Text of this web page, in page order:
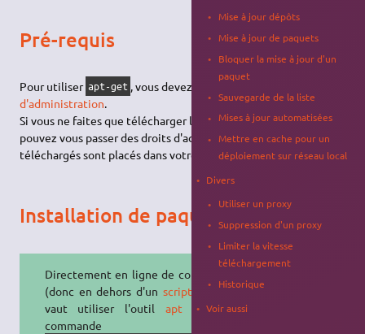
Pré-requis
Pour utiliser apt-get , vous devez disposer des
d'administration.
Si vous ne faites que télécharger les codes sources, vous
pouvez vous passer des droits d'administration. Les paquets
téléchargés sont placés dans votre dossier personnel.
Installation de paquets
Directement en ligne de commande
(donc en dehors d'un script ), mieux
vaut utiliser l'outil apt avec la
commande
Mise à jour dépôts
Mise à jour de paquets
Bloquer la mise à jour d'un
paquet
Sauvegarde de la liste
Mises à jour automatisées
Mettre en cache pour un
déploiement sur réseau local
Divers
Utiliser un proxy
Suppression d'un proxy
Limiter la vitesse
téléchargement
Historique
Voir aussi